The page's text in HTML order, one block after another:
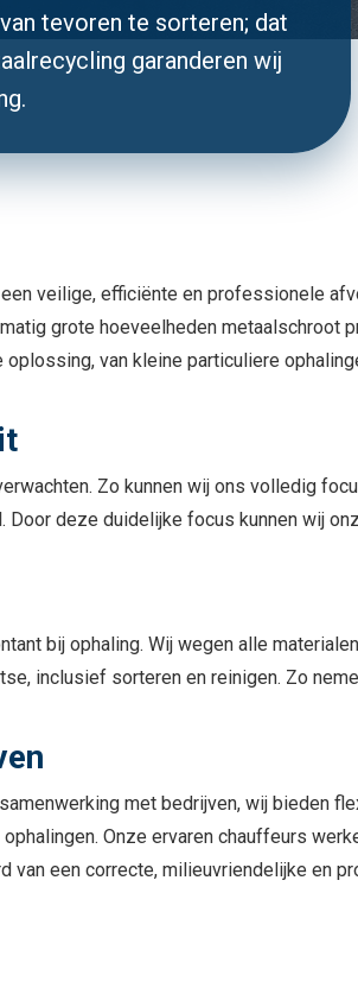
tevoren te sorteren; dat
garanderen wij
veilige, efficiënte en professionele
grote hoeveelheden metaalschroot
van kleine particuliere
Zo kunnen wij ons volledig
Door deze duidelijke focus kunnen wij
bij ophaling. Wij wegen alle
inclusief sorteren en reinigen. Zo
met bedrijven, wij bieden
Onze ervaren chauffeurs
een correcte, milieuvriendelijke en